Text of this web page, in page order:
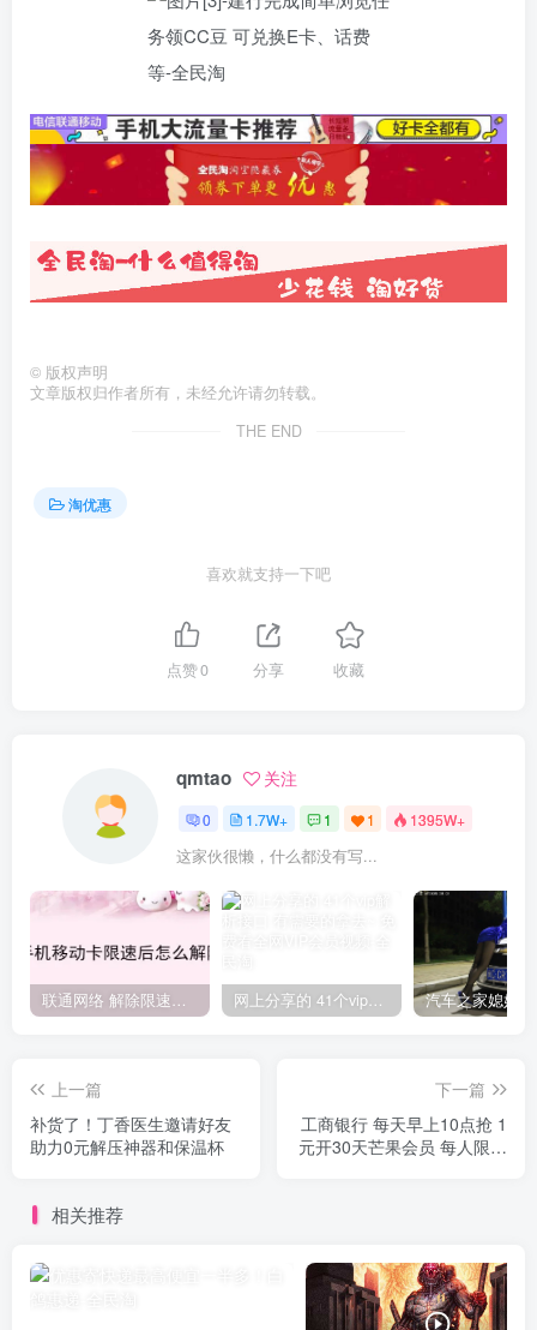
© 版权声明
文章版权归作者所有，未经允许请勿转载。
THE END
淘优惠
喜欢就支持一下吧
点赞0 分享 收藏
qmtao 关注
0 1.7W+ 1 1 1395W+
这家伙很懒，什么都没有写...
联通网络 解除限速方法参考！畅享、畅玩、老白干等及其它地区自测了 网上分享的 41个vip解析接口 有需要的拿去~ 免费看全网VIP会员视频
上一篇
补货了！丁香医生邀请好友
助力0元解压神器和保温杯
下一篇
工商银行 每天早上10点抢 1
元开30天芒果会员 每人限购
相关推荐